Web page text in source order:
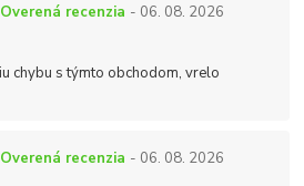
Overená recenzia - 06. 08. 2026
chybu s týmto obchodom, vrelo
Overená recenzia - 06. 08. 2026